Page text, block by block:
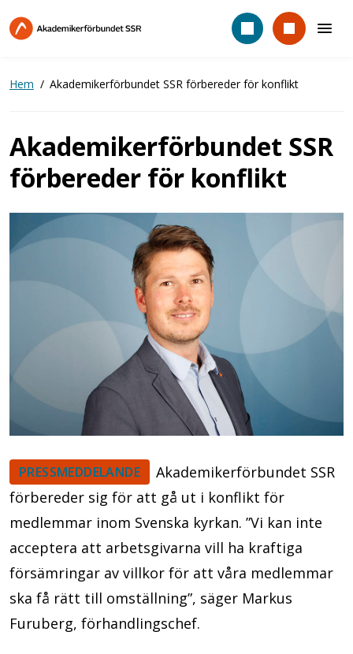
till
Hem Akademikerförbundet SSR förbereder för konflikt
Akademikerförbundet SSR
förbereder för konflikt
PRESSMEDDELANDE
Akademikerförbundet SSR
förbereder sig för att gå ut i konflikt för
medlemmar inom Svenska kyrkan. ”Vi kan inte
acceptera att arbetsgivarna vill ha kraftiga
försämringar av villkor för att våra medlemmar
ska få rätt till omställning”, säger Markus
Furuberg, förhandlingschef.